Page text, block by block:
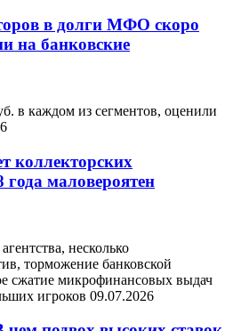
в долги МФО скоро
на банковские
в каждом из сегментов, оценили
коллекторских
года маловероятен
несколько
торможение банковской
сжатие микрофинансовых выдач
игроков 09.07.2026